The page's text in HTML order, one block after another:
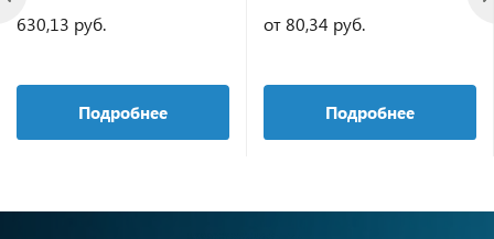
630,13 руб.
Подробнее
от 80,34 руб.
Подробнее